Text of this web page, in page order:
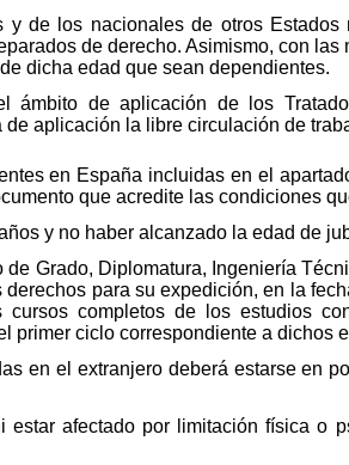
de los nacionales de otros Estados
de derecho. Asimismo, con
dicha edad que sean dependientes.
de aplicación de los
aplicación la libre circulación de
en España incluidas en el
que acredite las condiciones
y no haber alcanzado la edad de
Grado, Diplomatura, Ingeniería
para su expedición, en la
completos de los estudios
primer ciclo correspondiente a dichos
en el extranjero deberá estarse en
afectado por limitación física o